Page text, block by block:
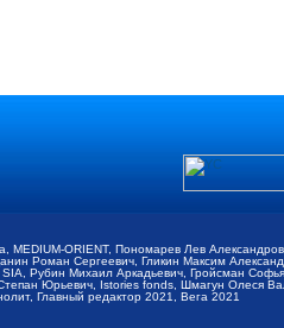
ORIENT, Пономарев Лев
Роман Сергеевич, Гликин Максим
Рубин Михаил Аркадьевич, Гройсман
Юрьевич, Istories fonds, Шмагун Олеся
Главный редактор 2021, Вега 2021